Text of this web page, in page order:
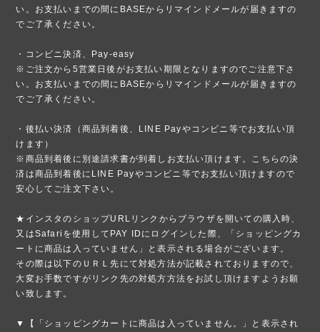
い。お支払いまでの間にBASEからリマインドメールが届きますの
でご了承ください。
・コンビニ決済、Pay-easy
※ご注文から5営業日後がお支払い期限となりますのでご注意下さ
い。お支払いまでの間にBASEからリマインドメールが届きますの
でご了承ください。
・後払い決済（商品到着後、LINE Payやコンビニ等でお支払い頂
けます）
※商品到着後に別途請求書が到着しお支払い頂けます。こちらの決
済は商品到着後にLINE Payやコンビニ等でお支払い頂けますので
安心してご注文下さい。
★インスタのショップURLリンクからブラウザを開いての購入時、
又はSafariを使用してPAY IDにログインした際、「ショッピングカ
ートに商品は入っていません」と表示される場合がございます。
その際は以下のＵＲＬ先にて対処方法が記載されておりますので、
大変お手数ですがリンク先の対処方方法をお試し頂けますようお願
い致します。
▼【「ショッピングカートに商品は入っていません。」と表示され